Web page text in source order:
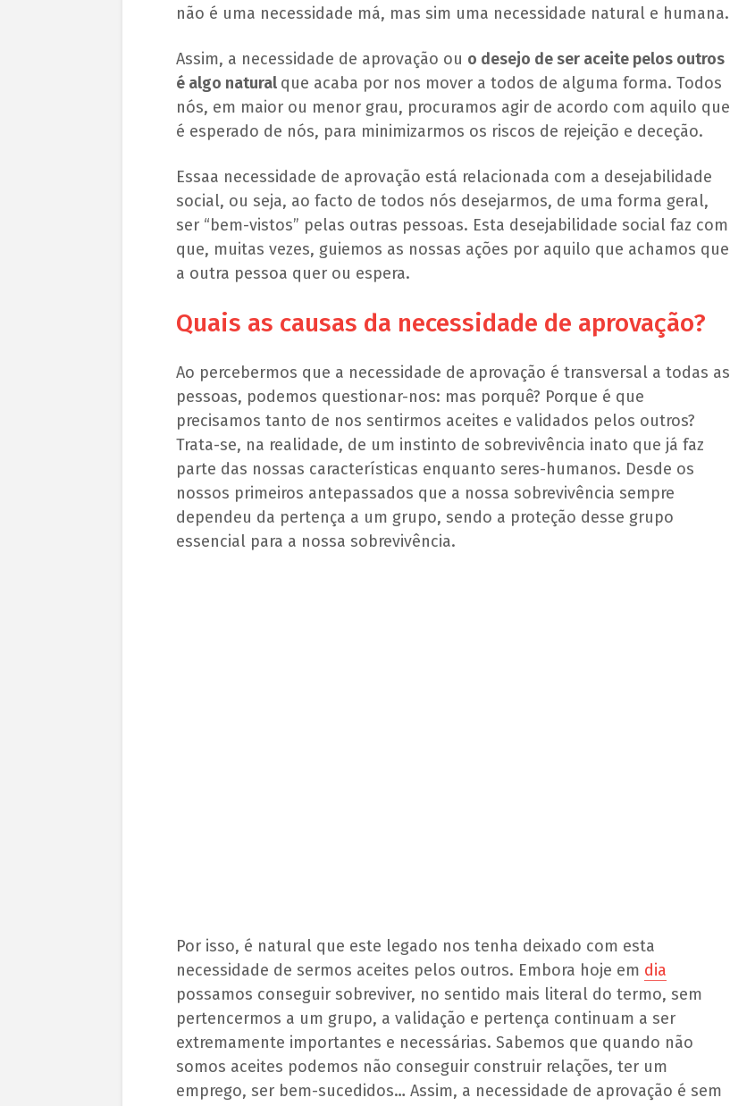
não é uma necessidade má, mas sim uma necessidade natural e humana.
Assim, a necessidade de aprovação ou o desejo de ser aceite pelos outros
é algo natural que acaba por nos mover a todos de alguma forma. Todos
nós, em maior ou menor grau, procuramos agir de acordo com aquilo que
é esperado de nós, para minimizarmos os riscos de rejeição e deceção.
Essaa necessidade de aprovação está relacionada com a desejabilidade
social, ou seja, ao facto de todos nós desejarmos, de uma forma geral,
ser “bem-vistos” pelas outras pessoas. Esta desejabilidade social faz com
que, muitas vezes, guiemos as nossas ações por aquilo que achamos que
a outra pessoa quer ou espera.
Quais as causas da necessidade de aprovação?
Ao percebermos que a necessidade de aprovação é transversal a todas as
pessoas, podemos questionar-nos: mas porquê? Porque é que
precisamos tanto de nos sentirmos aceites e validados pelos outros?
Trata-se, na realidade, de um instinto de sobrevivência inato que já faz
parte das nossas características enquanto seres-humanos. Desde os
nossos primeiros antepassados que a nossa sobrevivência sempre
dependeu da pertença a um grupo, sendo a proteção desse grupo
essencial para a nossa sobrevivência.
Por isso, é natural que este legado nos tenha deixado com esta
necessidade de sermos aceites pelos outros. Embora hoje em dia
possamos conseguir sobreviver, no sentido mais literal do termo, sem
pertencermos a um grupo, a validação e pertença continuam a ser
extremamente importantes e necessárias. Sabemos que quando não
somos aceites podemos não conseguir construir relações, ter um
emprego, ser bem-sucedidos… Assim, a necessidade de aprovação é sem